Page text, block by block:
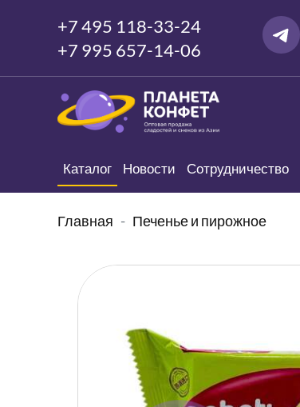
+7 495 118-33-24
+7 995 657-14-06
Каталог Новости Сотрудничество
Главная Печенье и пирожное